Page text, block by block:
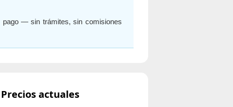
pago — sin trámites, sin comisiones
Precios actuales